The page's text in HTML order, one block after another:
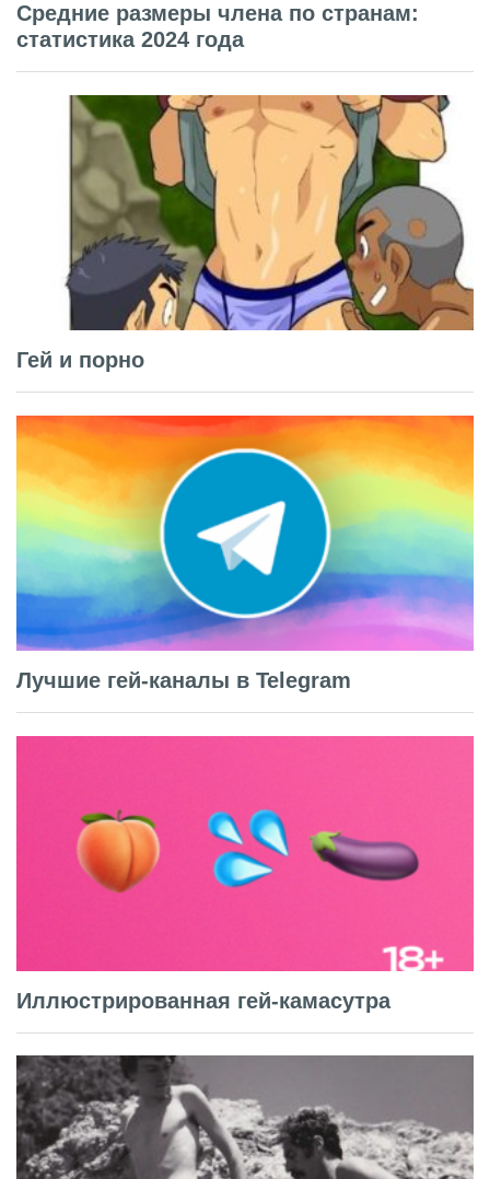
Средние размеры члена по странам:
статистика 2024 года
Гей и порно
Лучшие гей-каналы в Telegram
Иллюстрированная гей-камасутра